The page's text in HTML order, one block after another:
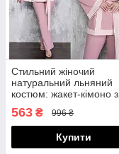
Стильний жіночий
натуральний льняний
костюм: жакет-кімоно з
капюшоном та прямі
штани, батал великі
розміри
563 ₴ 996 ₴
Купити